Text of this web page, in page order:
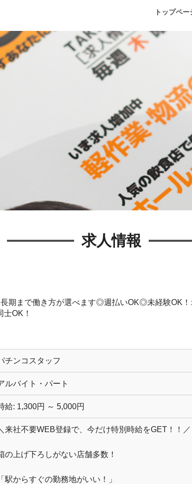
トップペー
求人情報
期まで働き方が選べます◎週払いOK◎未経験OK
OK！
チンコスタッフ
ルバイト・パート
給: 1,300円 ～ 5,000円
来社不要WEB登録で、今だけ特別時給をGET！！／
の上げ下ろしがない店舗多数！
駅からすぐの勤務地がいい！」